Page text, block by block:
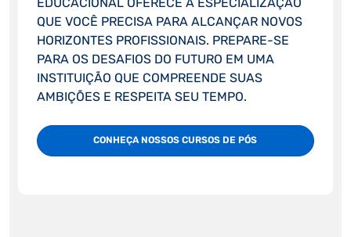
EDUCACIONAL OFERECE A ESPECIALIZAÇÃO
QUE VOCÊ PRECISA PARA ALCANÇAR NOVOS
HORIZONTES PROFISSIONAIS. PREPARE-SE
PARA OS DESAFIOS DO FUTURO EM UMA
INSTITUIÇÃO QUE COMPREENDE SUAS
AMBIÇÕES E RESPEITA SEU TEMPO.
CONHEÇA NOSSOS CURSOS DE PÓS